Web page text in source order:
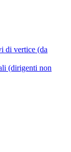
di vertice (da
(dirigenti non